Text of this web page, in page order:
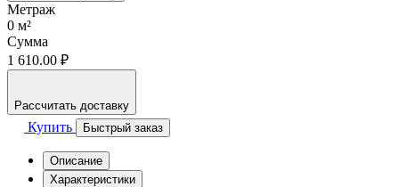
Метраж
0 м²
Сумма
1 610.00 ₽
Рассчитать доставку
Купить Быстрый заказ
Описание
Характеристики